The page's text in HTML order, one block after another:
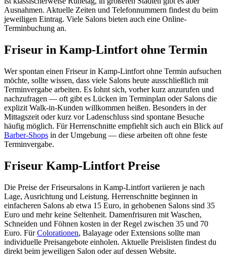
Ausnahmen. Aktuelle Zeiten und Telefonnummern findest du beim
jeweiligen Eintrag. Viele Salons bieten auch eine Online-
Terminbuchung an.
Friseur in Kamp-Lintfort ohne Termin
Wer spontan einen Friseur in Kamp-Lintfort ohne Termin aufsuchen
möchte, sollte wissen, dass viele Salons heute ausschließlich mit
Terminvergabe arbeiten. Es lohnt sich, vorher kurz anzurufen und
nachzufragen — oft gibt es Lücken im Terminplan oder Salons die
explizit Walk-in-Kunden willkommen heißen. Besonders in der
Mittagszeit oder kurz vor Ladenschluss sind spontane Besuche
häufig möglich. Für Herrenschnitte empfiehlt sich auch ein Blick auf
Barber-Shops in der Umgebung — diese arbeiten oft ohne feste
Terminvergabe.
Friseur Kamp-Lintfort Preise
Die Preise der Friseursalons in Kamp-Lintfort variieren je nach
Lage, Ausrichtung und Leistung. Herrenschnitte beginnen in
einfacheren Salons ab etwa 15 Euro, in gehobenen Salons sind 35
Euro und mehr keine Seltenheit. Damenfrisuren mit Waschen,
Schneiden und Föhnen kosten in der Regel zwischen 35 und 70
Euro. FürColorationen, Balayage oder Extensions sollte man
individuelle Preisangebote einholen. Aktuelle Preislisten findest du
direkt beim jeweiligen Salon oder auf dessen Website.